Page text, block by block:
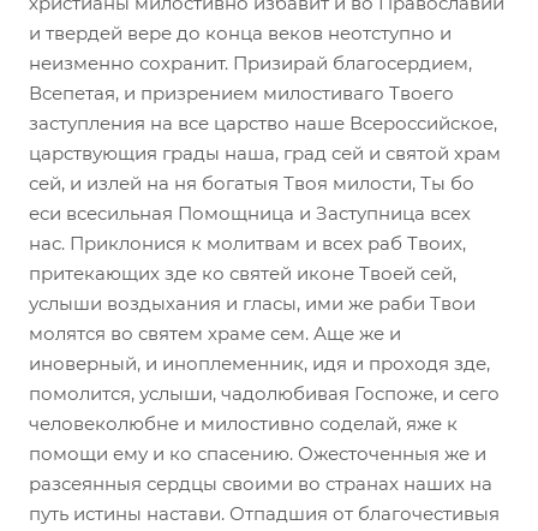
и твердей вере до конца веков неотступно и
неизменно сохранит. Призирай благосердием,
Всепетая, и призрением милостиваго Твоего
заступления на все царство наше Всероссийское,
царствующия грады наша, град сей и святой храм
сей, и излей на ня богатыя Твоя милости, Ты бо
еси всесильная Помощница и Заступница всех
нас. Приклонися к молитвам и всех раб Твоих,
притекающих зде ко святей иконе Твоей сей,
услыши воздыхания и гласы, ими же раби Твои
молятся во святем храме сем. Аще же и
иноверный, и иноплеменник, идя и проходя зде,
помолится, услыши, чадолюбивая Госпоже, и сего
человеколюбне и милостивно соделай, яже к
помощи ему и ко спасению. Ожесточенныя же и
разсеянныя сердцы своими во странах наших на
путь истины настави. Отпадшия от благочестивыя